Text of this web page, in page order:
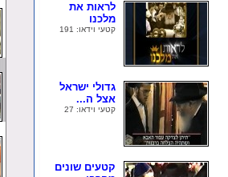
לראות את
מלכנו
קטעי וידאו: 191
גדולי ישראל
אצל ה...
קטעי וידאו: 27
קטעים שונים